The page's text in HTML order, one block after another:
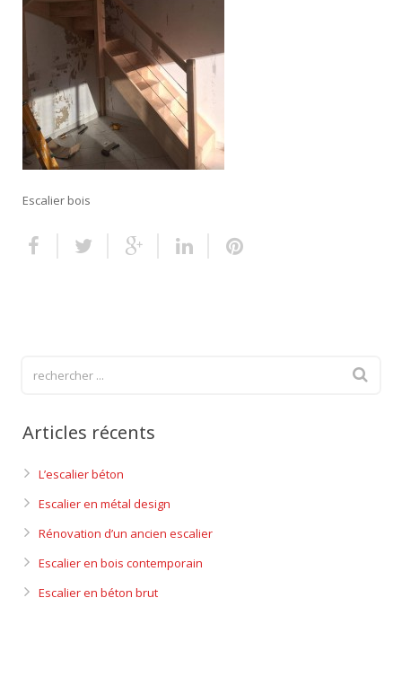
Escalier extérieur
Finitions pour escalier
Escalier bois
Articles récents
L’escalier béton
Escalier en métal design
Rénovation d’un ancien escalier
Escalier en bois contemporain
Escalier en béton brut